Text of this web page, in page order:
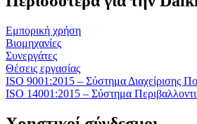
Εμπορική χρήση
Βιομηχανίες
Συνεργάτες
Θέσεις εργασίας
ISO 9001:2015 – Σύστημα Διαχείρισης
ISO 14001:2015 – Σύστημα